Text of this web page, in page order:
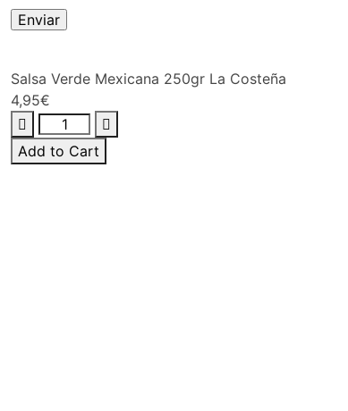
Salsa Verde Mexicana 250gr La Costeña
4,95€
Salsa
Verde
Mexicana
Add to Cart